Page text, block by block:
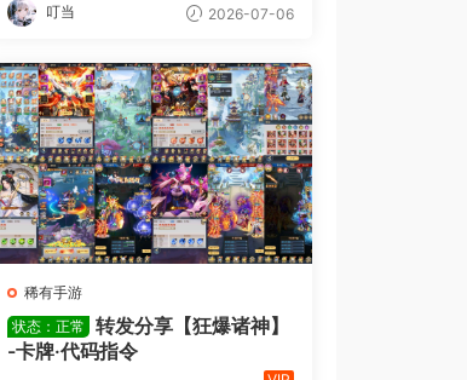
叮当 2026-07-06
稀有手游
状态：正常
转发分享【狂爆诸神】
-卡牌·代码指令